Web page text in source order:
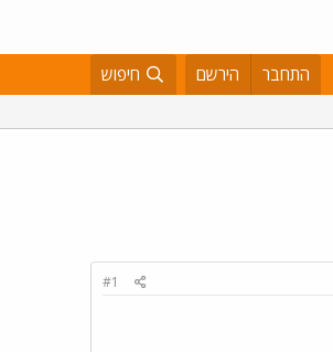
התחבר הירשם חיפוש
#1